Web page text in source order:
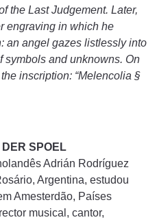
the Last Judgement. Later,
engraving in which he
an angel gazes listlessly into
symbols and unknowns. On
inscription: “Melencolia §
SPOEL
Adrián Rodríguez
Argentina, estudou
Amesterdão, Países
musical, cantor,